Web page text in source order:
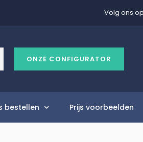
Volg ons
ONZE CONFIGURATOR
bestellen Prijs voorbeelden